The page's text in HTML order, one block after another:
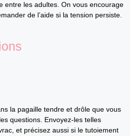
entre les adultes. On vous encourage
de l’aide si la tension persiste.
la pagaille tendre et drôle que vous
questions. Envoyez-les telles
et précisez aussi si le tutoiement